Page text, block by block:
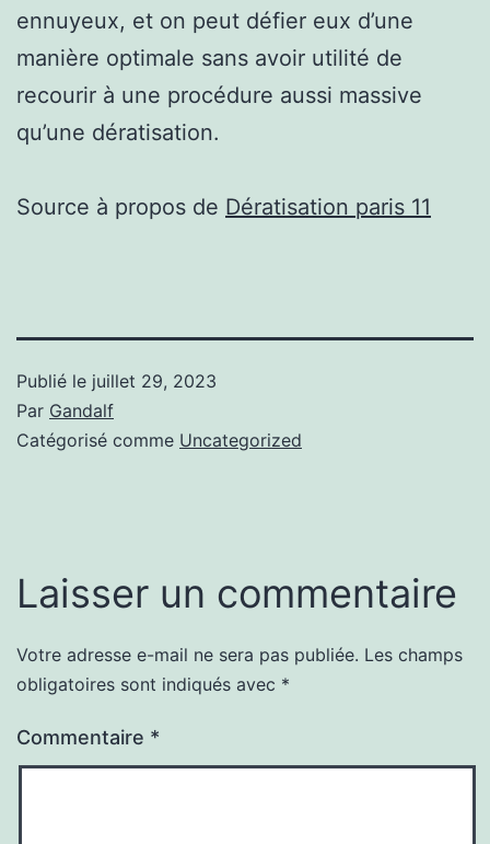
ennuyeux, et on peut défier eux d’une
manière optimale sans avoir utilité de
recourir à une procédure aussi massive
qu’une dératisation.
Source à propos de Dératisation paris 11
Publié le juillet 29, 2023
Par Gandalf
Catégorisé comme Uncategorized
Laisser un commentaire
Votre adresse e-mail ne sera pas publiée. Les champs
obligatoires sont indiqués avec *
Commentaire *